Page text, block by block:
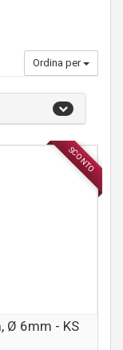
Ordina per
SCONTO
ACCESSORI
Ø 6mm - KS